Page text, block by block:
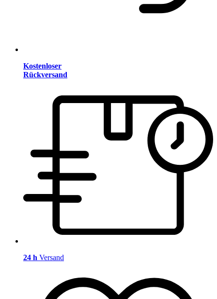
Kostenloser
Rückversand
24 h Versand